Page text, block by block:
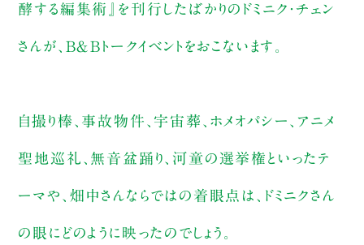
酵する編集術』を刊行したばかりのドミニク・チェン
さんが、B＆Bトークイベントをおこないます。
自撮り棒、事故物件、宇宙葬、ホメオパシー、アニメ
聖地巡礼、無音盆踊り、河童の選挙権といったテ
ーマや、畑中さんならではの着眼点は、ドミニクさん
の眼にどのように映ったのでしょう。